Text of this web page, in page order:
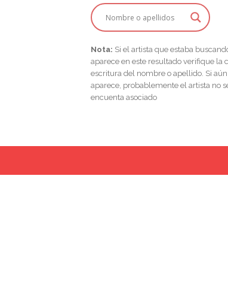
Nota: Si el artista que estaba
aparece en este resultado verifique la
escritura del nombre o apellido. Si aún
aparece, probablemente el artista no
encuenta asociado